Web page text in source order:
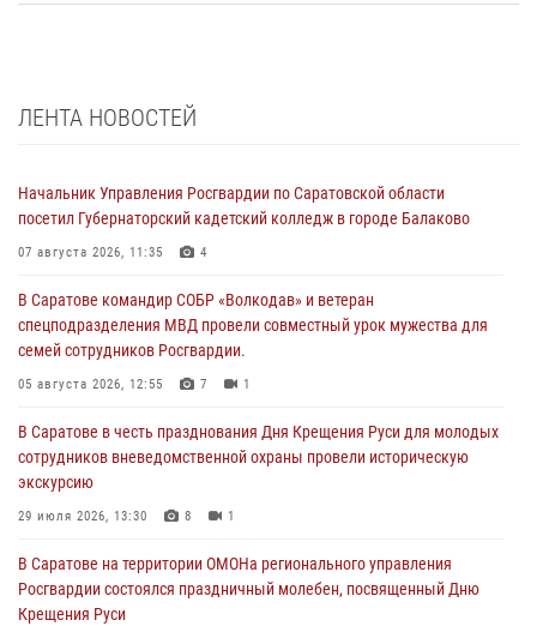
ЛЕНТА НОВОСТЕЙ
Начальник Управления Росгвардии по Саратовской области
посетил Губернаторский кадетский колледж в городе Балаково
07 августа 2026, 11:35 4
В Саратове командир СОБР «Волкодав» и ветеран
спецподразделения МВД провели совместный урок мужества для
семей сотрудников Росгвардии.
05 августа 2026, 12:55 7 1
В Саратове в честь празднования Дня Крещения Руси для молодых
сотрудников вневедомственной охраны провели историческую
экскурсию
29 июля 2026, 13:30 8 1
В Саратове на территории ОМОНа регионального управления
Росгвардии состоялся праздничный молебен, посвященный Дню
Крещения Руси